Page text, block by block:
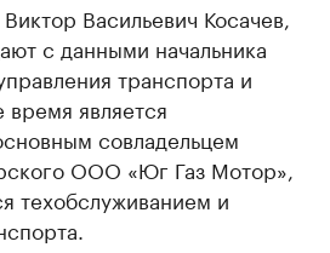
Васильевич Косачев,
с данными начальника
транспорта и
является
совладельцем
ООО «Юг Газ Мотор»,
техобслуживанием и